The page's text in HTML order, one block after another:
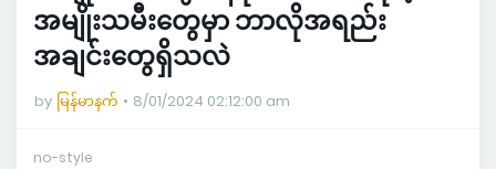
အမျိုးသမီးတွေမှာ ဘာလိုအရည်း
အချင်းတွေရှိသလဲ
by မြန်မာနက် 8/01/2024 02:12:00 am
no-style